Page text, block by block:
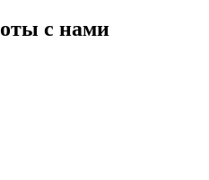
с нами